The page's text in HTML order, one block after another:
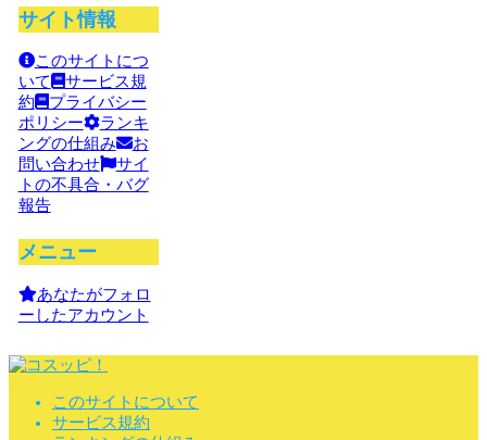
サイト情報
このサイトにつ
いて
サービス規
約
プライバシー
ポリシー
ランキ
ングの仕組み
お
問い合わせ
サイ
トの不具合・バグ
報告
メニュー
あなたがフォロ
ーしたアカウント
このサイトについて
サービス規約